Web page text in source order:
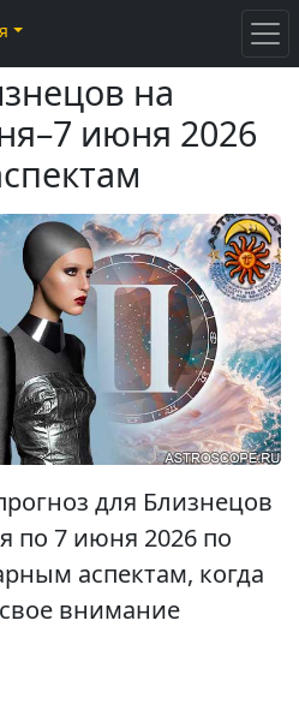
на
июня 2026
для Близнецов
по 7 июня 2026 по
аспектам, когда
внимание